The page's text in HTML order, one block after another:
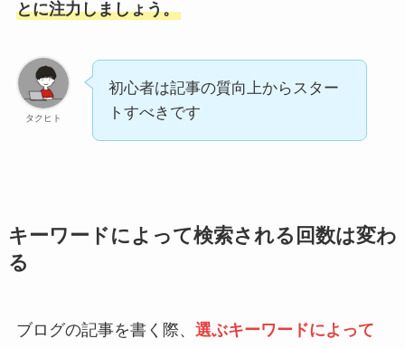
とに注力しましょう。
タクヒト
初心者は記事の質向上からスター
トすべきです
キーワードによって検索される回数は変わ
る
ブログの記事を書く際、 選ぶキーワードによって